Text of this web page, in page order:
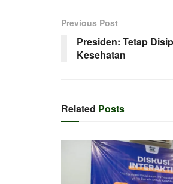
Previous Post
Presiden: Tetap
Kesehatan
Related Posts